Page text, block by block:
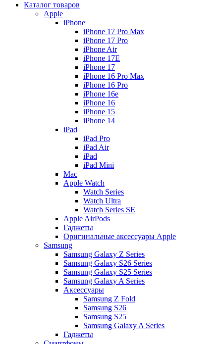
Каталог товаров
Apple
iPhone
iPhone 17 Pro Max
iPhone 17 Pro
iPhone Air
iPhone 17E
iPhone 17
iPhone 16 Pro Max
iPhone 16 Pro
iPhone 16e
iPhone 16
iPhone 15
iPhone 14
iPad
iPad Pro
iPad Air
iPad
iPad Mini
Mac
Apple Watch
Watch Series
Watch Ultra
Watch Series SE
Apple AirPods
Гаджеты
Оригинальные аксессуары Apple
Samsung
Samsung Galaxy Z Series
Samsung Galaxy S26 Series
Samsung Galaxy S25 Series
Samsung Galaxy A Series
Аксессуары
Samsung Z Fold
Samsung S26
Samsung S25
Samsung Galaxy A Series
Гаджеты